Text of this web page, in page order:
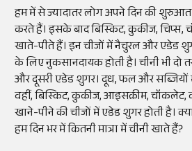
हम में से ज्यादातर लोग अपने दिन की
करते हैं। इसके बाद बिस्किट, कुकीज,
खाते-पीते हैं। इन चीजों में नैचुरल और एडेड
के लिए नुकसानदायक होती है। चीनी भी दो
और दूसरी एडेड शुगर। दूध, फल और सब्जियों
वहीं, बिस्किट, कुकीज, आइसक्रीम, चॉकलेट,
खाने-पीने की चीजों में एडेड शुगर होती है।
हम दिन भर में कितनी मात्रा में चीनी खाते हैं?